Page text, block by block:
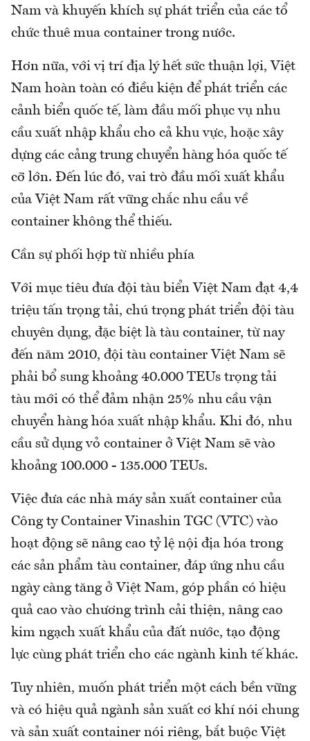
Nam và khuyến khích sự phát triển của các tổ
chức thuê mua container trong nước.
Hơn nữa, với vị trí địa lý hết sức thuận lợi, Việt
Nam hoàn toàn có điều kiện để phát triển các
cảnh biển quốc tế, làm đầu mối phục vụ nhu
cầu xuất nhập khẩu cho cả khu vực, hoặc xây
dựng các cảng trung chuyển hàng hóa quốc tế
cỡ lớn. Đến lúc đó, vai trò đầu mối xuất khẩu
của Việt Nam rất vững chắc nhu cầu về
container không thể thiếu.
Cần sự phối hợp từ nhiều phía
Với mục tiêu đưa đội tàu biển Việt Nam đạt 4,4
triệu tấn trọng tải, chú trọng phát triển đội tàu
chuyên dụng, đặc biệt là tàu container, từ nay
đến năm 2010, đội tàu container Việt Nam sẽ
phải bổ sung khoảng 40.000 TEUs trọng tải
tàu mới có thể đảm nhận 25% nhu cầu vận
chuyển hàng hóa xuất nhập khẩu. Khi đó, nhu
cầu sử dụng vỏ container ở Việt Nam sẽ vào
khoảng 100.000 - 135.000 TEUs.
Việc đưa các nhà máy sản xuất container của
Công ty Container Vinashin TGC (VTC) vào
hoạt động sẽ nâng cao tỷ lệ nội địa hóa trong
các sản phẩm tàu container, đáp ứng nhu cầu
ngày càng tăng ở Việt Nam, góp phần có hiệu
quả cao vào chương trình cải thiện, nâng cao
kim ngạch xuất khẩu của đất nước, tạo động
lực cùng phát triển cho các ngành kinh tế khác.
Tuy nhiên, muốn phát triển một cách bền vững
và có hiệu quả ngành sản xuất cơ khí nói chung
và sản xuất container nói riêng, bắt buộc Việt